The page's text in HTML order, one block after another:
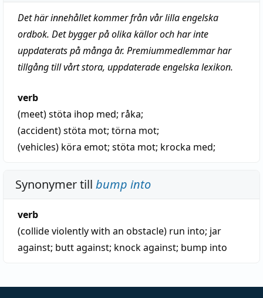
Det här innehållet kommer från vår lilla engelska
ordbok. Det bygger på olika källor och har inte
uppdaterats på många år. Premiummedlemmar har
tillgång till vårt stora, uppdaterade engelska lexikon.
verb
(meet)stöta ihop med; råka;
(accident)stöta mot; törna mot;
(vehicles) köra emot; stöta mot; krocka med;
Synonymer till bump into
verb
(collide violently with an obstacle) run into; jar
against; butt against; knock against; bump into